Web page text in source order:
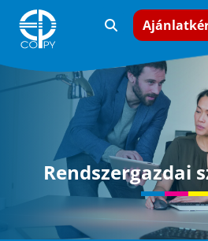
Rendszergazdai